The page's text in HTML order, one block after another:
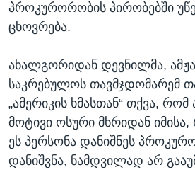
პროკურორობის პირობებში
ცხოვრება.
ახალგორიდან დევნილმა,
საკრებულოს თავმჯდომარემ
„ამერიკის ხმასთან“ თქვა,
მოტივი ოსური მხრიდან იმისა,
ეს პერსონა დანიშნეს
დანიშვნა, ნამდვილად არ